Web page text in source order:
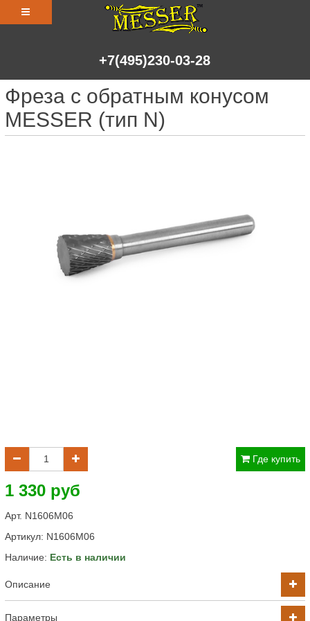
+7(495)230-03-28
Фреза с обратным конусом
MESSER (тип N)
Где купить
1 330 руб
Арт. N1606M06
Артикул: N1606M06
Наличие: Есть в наличии
Описание
Параметры